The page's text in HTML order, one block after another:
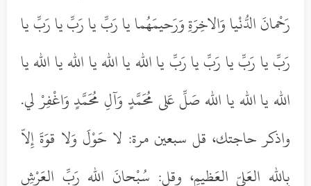
رَحْمانَ الدُّنْيا وَالاخِرَةِ وَرَحيمَهُما يا رَبِّ يا رَبِّ يا رَبِّ يا
رَبِّ يا رَبِّ يا رَبِّ يا رَبِّ يا الله يا الله يا الله يا الله يا
الله يا الله يا الله صَلِّ عَلى مُحَمَّدٍ وَآلِ مُحَمَّدٍ وَاغْفِرْ لي.
واذكر حاجتك، قل سبعين مرة: لا حَوْلَ وَلا قوَةَ إِلاّ
بِالله العَليّ العَظيمِ، وقل: سُبْحانَ الله رَبِّ العَرْشِ